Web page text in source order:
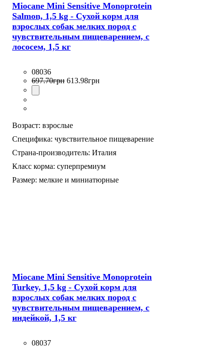
Miocane Mini Sensitive Monoprotein
Salmon, 1,5 kg - Сухой корм для
взрослых собак мелких пород с
чувствительным пищеварением, с
лососем, 1,5 кг
08036
697.70грн 613.98грн
Возраст: взрослые
Специфика: чувствительное пищеварение
Страна-производитель: Италия
Класс корма: суперпремиум
Размер: мелкие и миниатюрные
Miocane Mini Sensitive Monoprotein
Turkey, 1,5 kg - Сухой корм для
взрослых собак мелких пород с
чувствительным пищеварением, с
индейкой, 1,5 кг
08037